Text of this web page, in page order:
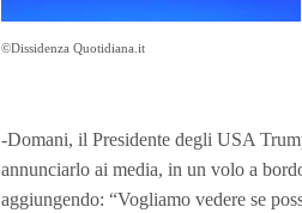
©Dissidenza Quotidiana.it
-Domani, il Presidente degli USA
annunciarlo ai media, in un volo a
aggiungendo: “Vogliamo vedere se